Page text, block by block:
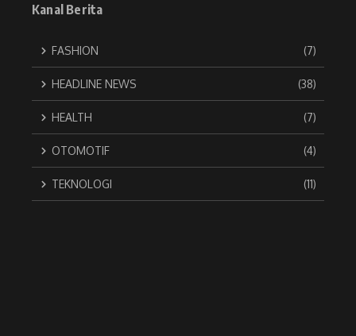
Kanal Berita
FASHION (7)
HEADLINE NEWS (38)
HEALTH (7)
OTOMOTIF (4)
TEKNOLOGI (11)